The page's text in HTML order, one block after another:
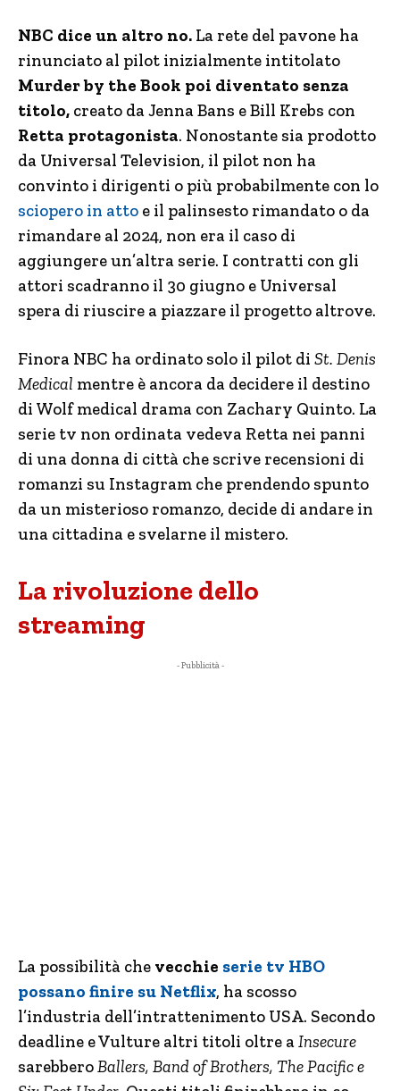
NBC dice un altro no. La rete del pavone ha
rinunciato al pilot inizialmente intitolato
Murder by the Book poi diventato senza
titolo, creato da Jenna Bans e Bill Krebs con
Retta protagonista. Nonostante sia prodotto
da Universal Television, il pilot non ha
convinto i dirigenti o più probabilmente con lo
sciopero in atto e il palinsesto rimandato o da
rimandare al 2024, non era il caso di
aggiungere un’altra serie. I contratti con gli
attori scadranno il 30 giugno e Universal
spera di riuscire a piazzare il progetto altrove.
Finora NBC ha ordinato solo il pilot di St. Denis
Medical mentre è ancora da decidere il destino
di Wolf medical drama con Zachary Quinto. La
serie tv non ordinata vedeva Retta nei panni
di una donna di città che scrive recensioni di
romanzi su Instagram che prendendo spunto
da un misterioso romanzo, decide di andare in
una cittadina e svelarne il mistero.
La rivoluzione dello
streaming
- Pubblicità -
La possibilità che vecchie serie tv HBO
possano finire su Netflix, ha scosso
l’industria dell’intrattenimento USA. Secondo
deadline e Vulture altri titoli oltre aInsecure
sarebberoBallers, Band of Brothers, The Pacific e